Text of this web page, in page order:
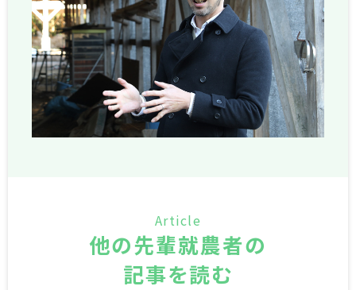
Article
他の先輩就農者の
記事を読む